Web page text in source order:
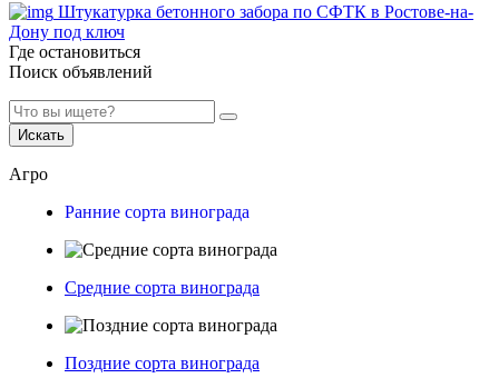
Штукатурка бетонного забора по СФТК в Ростове-на-
Дону под ключ
Где остановиться
Поиск объявлений
Искать
Агро
Ранние сорта винограда
Средние сорта винограда
Поздние сорта винограда